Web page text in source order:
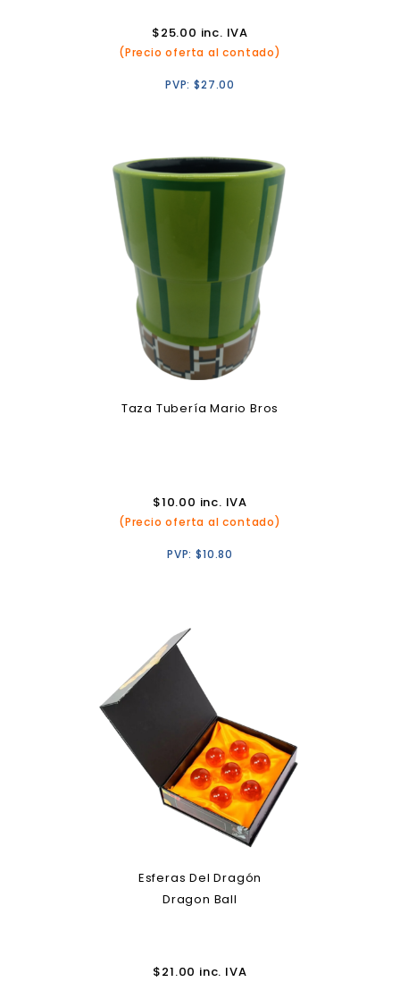
$25.00 inc. IVA
(Precio oferta al contado)
PVP:$27.00
Taza Tubería Mario Bros
$10.00 inc. IVA
(Precio oferta al contado)
PVP:$10.80
Esferas Del Dragón
Dragon Ball
$21.00 inc. IVA